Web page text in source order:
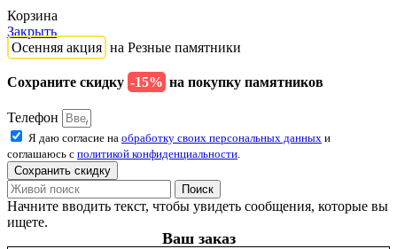
Корзина
Закрыть
Осенняя акция на Резные памятники
Сохраните скидку -15% на покупку памятников
Телефон
Я даю согласие на обработку своих персональных данных и
соглашаюсь с политикой конфиденциальности.
Сохранить скидку
Поиск
Начните вводить текст, чтобы увидеть сообщения, которые вы
ищете.
Ваш заказ